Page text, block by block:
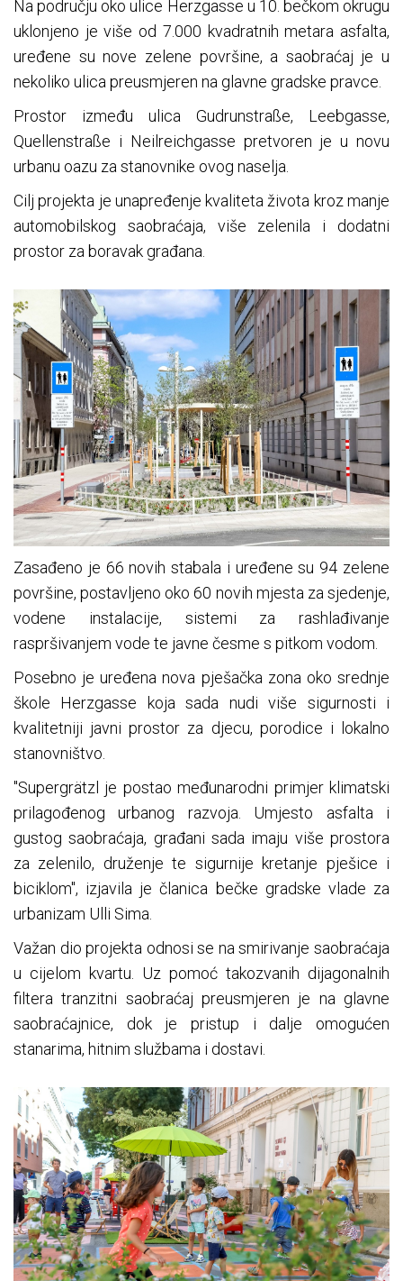
Na području oko ulice Herzgasse u 10. bečkom okrugu
uklonjeno je više od 7.000 kvadratnih metara asfalta,
uređene su nove zelene površine, a saobraćaj je u
nekoliko ulica preusmjeren na glavne gradske pravce.
Prostor između ulica Gudrunstraße, Leebgasse,
Quellenstraße i Neilreichgasse pretvoren je u novu
urbanu oazu za stanovnike ovog naselja.
Cilj projekta je unapređenje kvaliteta života kroz manje
automobilskog saobraćaja, više zelenila i dodatni
prostor za boravak građana.
Zasađeno je 66 novih stabala i uređene su 94 zelene
površine, postavljeno oko 60 novih mjesta za sjedenje,
vodene instalacije, sistemi za rashlađivanje
raspršivanjem vode te javne česme s pitkom vodom.
Posebno je uređena nova pješačka zona oko srednje
škole Herzgasse koja sada nudi više sigurnosti i
kvalitetniji javni prostor za djecu, porodice i lokalno
stanovništvo.
"Supergrätzl je postao međunarodni primjer klimatski
prilagođenog urbanog razvoja. Umjesto asfalta i
gustog saobraćaja, građani sada imaju više prostora
za zelenilo, druženje te sigurnije kretanje pješice i
biciklom", izjavila je članica bečke gradske vlade za
urbanizam Ulli Sima.
Važan dio projekta odnosi se na smirivanje saobraćaja
u cijelom kvartu. Uz pomoć takozvanih dijagonalnih
filtera tranzitni saobraćaj preusmjeren je na glavne
saobraćajnice, dok je pristup i dalje omogućen
stanarima, hitnim službama i dostavi.